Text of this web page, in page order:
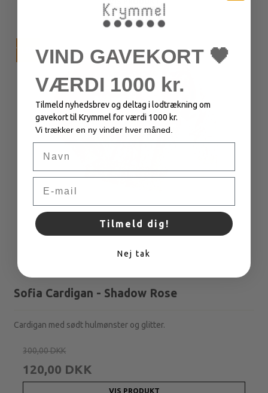
TILBUD
Sofia Cardigan - Shadow Rose
Cardigan med sødt hulmønster og glitter.
300,00 DKK
120,00 DKK
VIS PRODUKT
VIND GAVEKORT 🖤
VÆRDI 1000 kr.
Tilmeld nyhedsbrev og deltag i lodtrækning om
gavekort til Krymmel for værdi 1000 kr.
Vi trækker en ny vinder hver måned.
Tilmeld dig!
Nej tak